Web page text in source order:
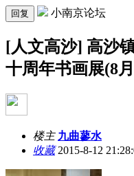
回复 小南京论坛
[人文高沙] 高沙
十周年书画展(8
楼主 九曲蓼水
收藏2015-8-12